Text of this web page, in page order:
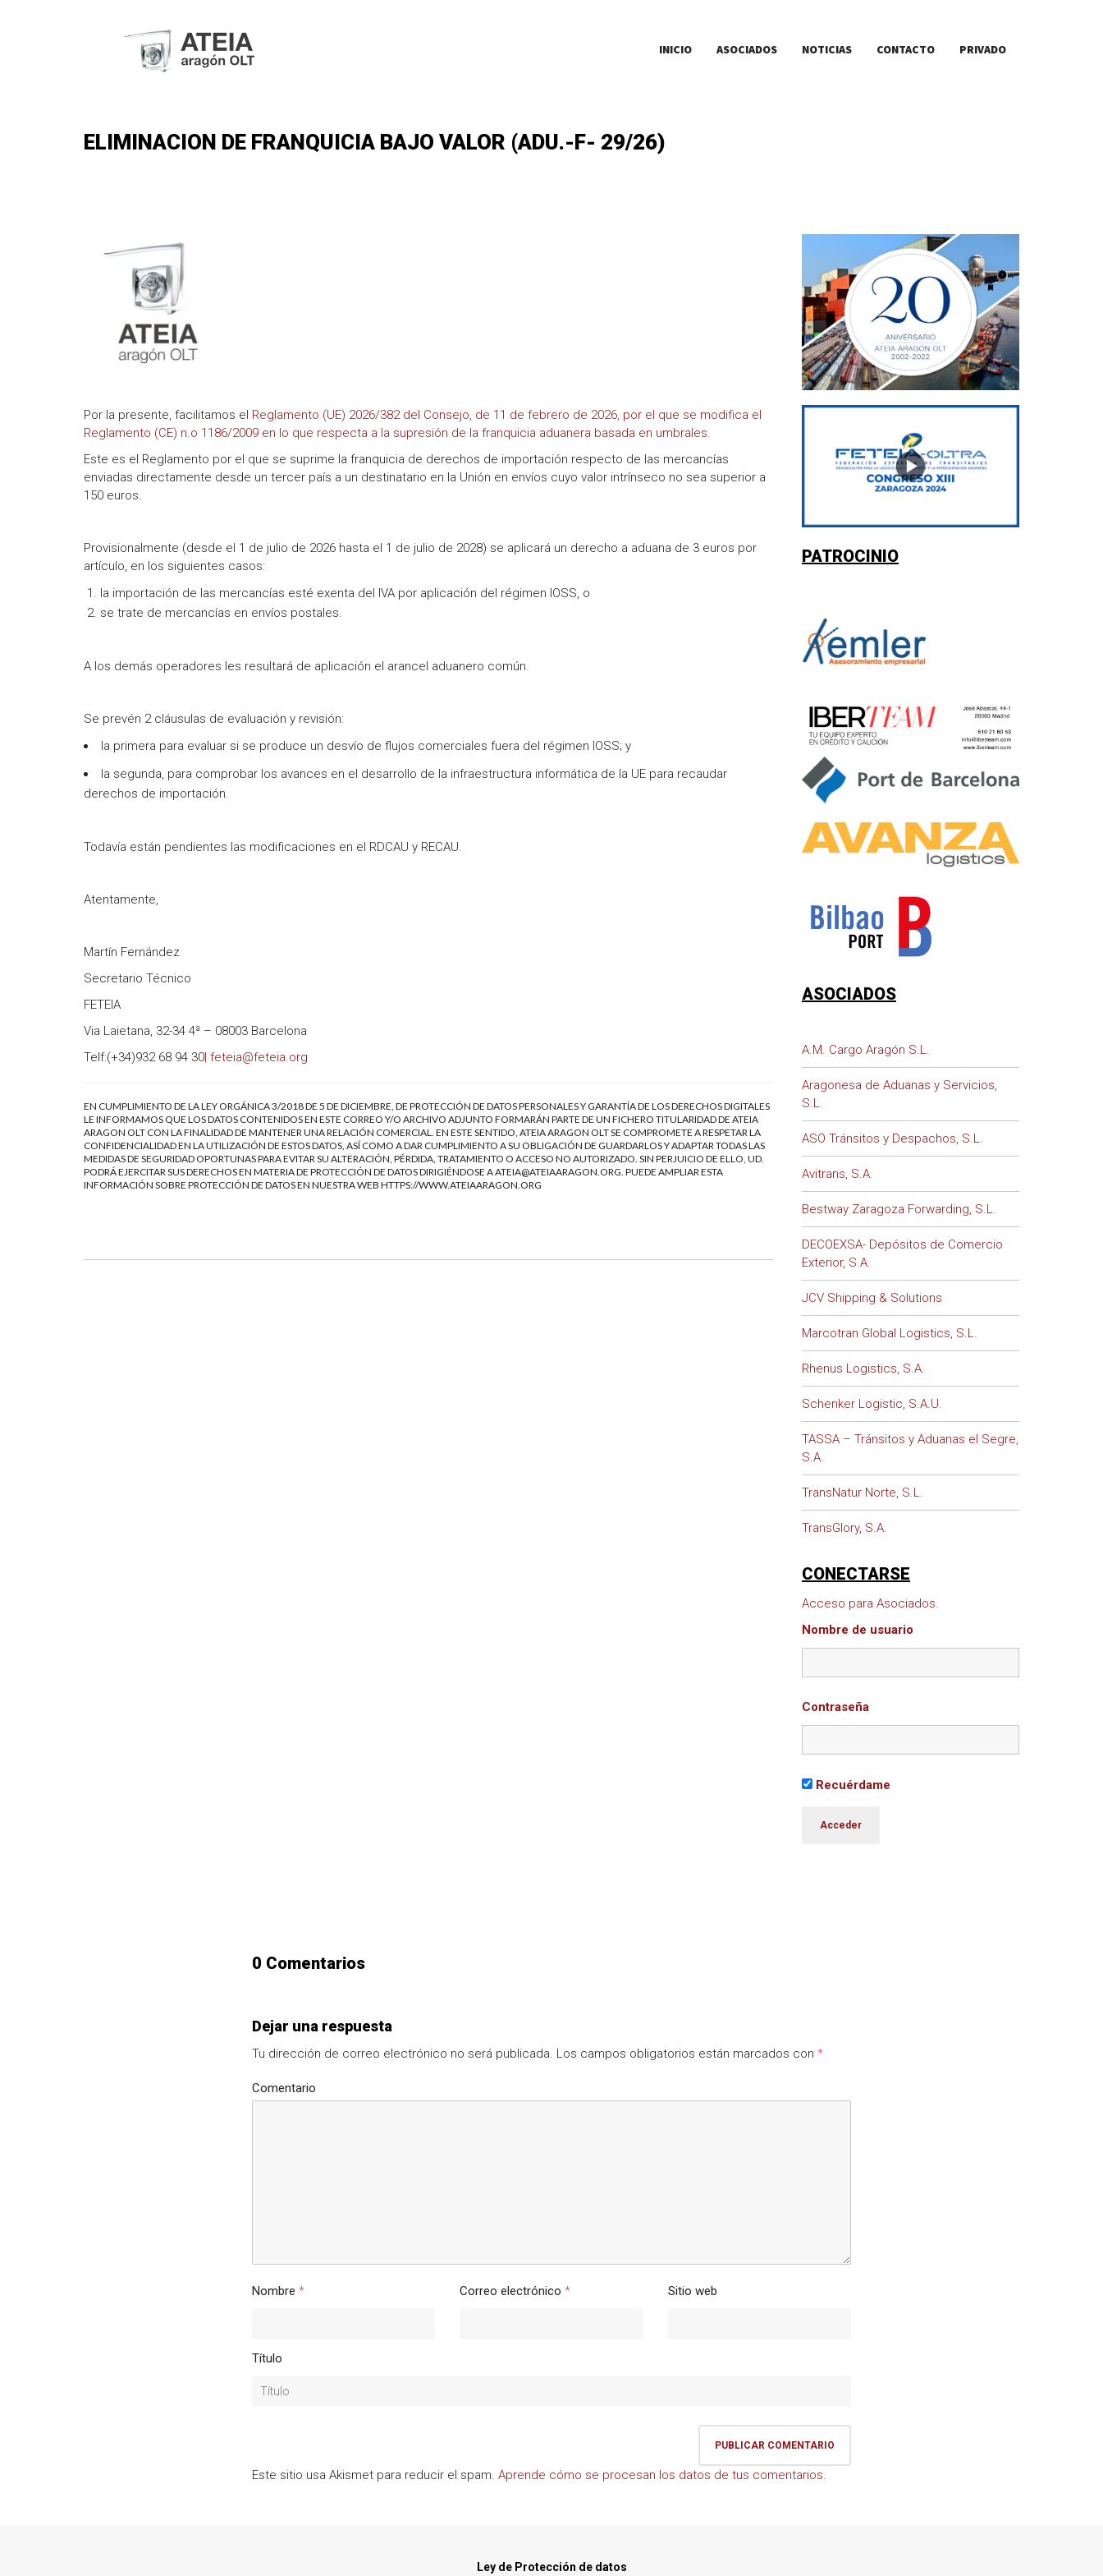
INICIO ASOCIADOS NOTICIAS CONTACTO PRIVADO
ELIMINACION DE FRANQUICIA BAJO VALOR (ADU.-F- 29/26)
Por la presente, facilitamos el Reglamento (UE) 2026/382 del Consejo, de 11 de febrero de 2026, por el que se modifica el
Reglamento (CE) n.o 1186/2009 en lo que respecta a la supresión de la franquicia aduanera basada en umbrales.
Este es el Reglamento por el que se suprime la franquicia de derechos de importación respecto de las mercancías
enviadas directamente desde un tercer país a un destinatario en la Unión en envíos cuyo valor intrínseco no sea superior a
150 euros.
Provisionalmente (desde el 1 de julio de 2026 hasta el 1 de julio de 2028) se aplicará un derecho a aduana de 3 euros por
artículo, en los siguientes casos:
la importación de las mercancías esté exenta del IVA por aplicación del régimen IOSS, o
se trate de mercancías en envíos postales.
A los demás operadores les resultará de aplicación el arancel aduanero común.
Se prevén 2 cláusulas de evaluación y revisión:
la primera para evaluar si se produce un desvío de flujos comerciales fuera del régimen IOSS; y
la segunda, para comprobar los avances en el desarrollo de la infraestructura informática de la UE para recaudar
derechos de importación.
Todavía están pendientes las modificaciones en el RDCAU y RECAU.
Atentamente,
Martín Fernández
Secretario Técnico
FETEIA
Via Laietana, 32-34 4ª – 08003 Barcelona
Telf:(+34)932 68 94 30| feteia@feteia.org
EN CUMPLIMIENTO DE LA LEY ORGÁNICA 3/2018 DE 5 DE DICIEMBRE, DE PROTECCIÓN DE DATOS PERSONALES Y GARANTÍA DE LOS DERECHOS DIGITALES
LE INFORMAMOS QUE LOS DATOS CONTENIDOS EN ESTE CORREO Y/O ARCHIVO ADJUNTO FORMARÁN PARTE DE UN FICHERO TITULARIDAD DE ATEIA
ARAGON OLT CON LA FINALIDAD DE MANTENER UNA RELACIÓN COMERCIAL. EN ESTE SENTIDO, ATEIA ARAGON OLT SE COMPROMETE A RESPETAR LA
CONFIDENCIALIDAD EN LA UTILIZACIÓN DE ESTOS DATOS, ASÍ COMO A DAR CUMPLIMIENTO A SU OBLIGACIÓN DE GUARDARLOS Y ADAPTAR TODAS LAS
MEDIDAS DE SEGURIDAD OPORTUNAS PARA EVITAR SU ALTERACIÓN, PÉRDIDA, TRATAMIENTO O ACCESO NO AUTORIZADO. SIN PERJUICIO DE ELLO, UD.
PODRÁ EJERCITAR SUS DERECHOS EN MATERIA DE PROTECCIÓN DE DATOS DIRIGIÉNDOSE AATEIA@ATEIAARAGON.ORG. PUEDE AMPLIAR ESTA
INFORMACIÓN SOBRE PROTECCIÓN DE DATOS EN NUESTRA WEB HTTPS://WWW.ATEIAARAGON.ORG
PATROCINIO
ASOCIADOS
A.M. Cargo Aragón S.L.
Aragonesa de Aduanas y Servicios,
S.L.
ASO Tránsitos y Despachos, S.L.
Avitrans, S.A.
Bestway Zaragoza Forwarding, S.L.
DECOEXSA- Depósitos de Comercio
Exterior, S.A.
JCV Shipping & Solutions
Marcotran Global Logistics, S.L.
Rhenus Logistics, S.A.
Schenker Logistic, S.A.U.
TASSA – Tránsitos y Aduanas el Segre,
S.A.
TransNatur Norte, S.L.
TransGlory, S.A.
CONECTARSE
Acceso para Asociados.
Nombre de usuario
Contraseña
Recuérdame
0 Comentarios
Dejar una respuesta
Tu dirección de correo electrónico no será publicada. Los campos obligatorios están marcados con *
Comentario
Nombre * Correo electrónico * Sitio web
Título
Este sitio usa Akismet para reducir el spam. Aprende cómo se procesan los datos de tus comentarios.
Ley de Protección de datos